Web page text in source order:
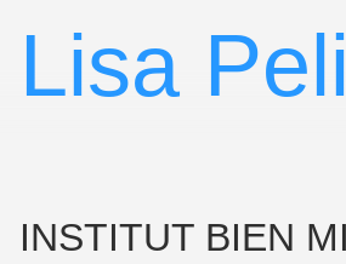
Lisa
▷
INSTITUT BIEN